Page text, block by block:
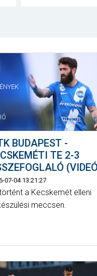
BUDAPEST -
TE 2-3
07-04 13:21:27
a Kecskemét elleni
meccsen.